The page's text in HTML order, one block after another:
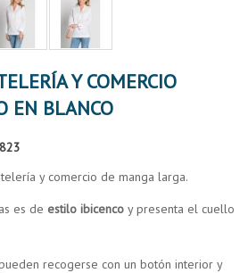
Y COMERCIO
EN BLANCO
y comercio de manga larga.
es de estilo ibicenco y presenta el cuello
recogerse con un botón interior y